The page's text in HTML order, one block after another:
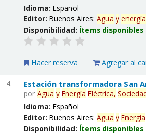
Idioma:Español
Editor:Buenos Aires:Agua y energía
Disponibilidad: Ítems
Hacer reserva Agregar al
4. Estación transformadora San
porAgua y Energía Eléctrica,
Idioma:Español
Editor:Buenos Aires:Agua y Energía
Disponibilidad: Ítems